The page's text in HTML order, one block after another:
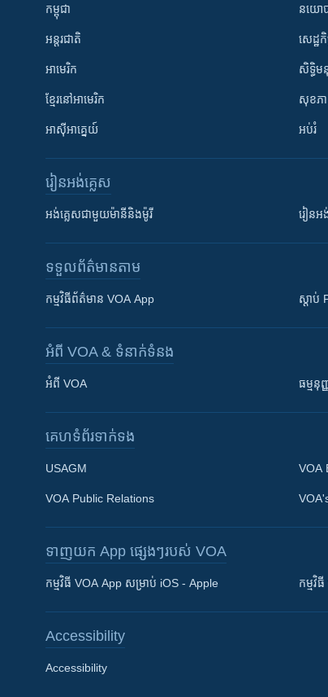
Khmer English
ភាសា
កម្ពុជា
អន្តរជាតិ
អាមេរិក
ខ្មែរ​នៅអាមេរិក
អាស៊ីអាគ្នេយ៍
នយោ
សេដ្ឋកិ
សិទ្ធិម
សុខភ
អប់រំ
រៀន​​អង់គ្លេស
អង់គ្លេស​ជាមួយ​ម៉ានី​និង​ម៉ូរី រៀន​​​​​​អ
ទទួល​ព័ត៌មាន​តាម
កម្មវិធី​ព័ត៌មាន VOA App ស្តាប់
អំពី​ VOA & ទំនាក់ទំនង
អំពី​ VOA ធម្មនុ
គេហទំព័រ​​ទាក់ទង
USAGM
VOA Public Relations
VOA
ទាញយក​ App ផ្សេងៗ​របស់​ VOA
កម្មវិធី​ VOA App សម្រាប់ iOS - Apple កម្មវិ
Accessibility
Accessibility